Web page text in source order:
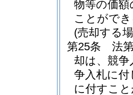
物等の価
ことがで
(売却する
第25条
法
却は、競
争入札に
に付すこ